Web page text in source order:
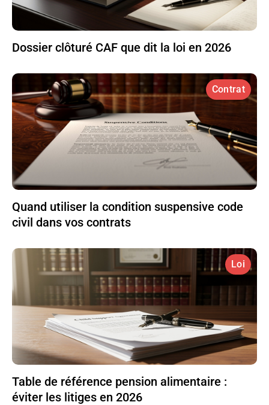
Dossier clôturé CAF que dit la loi en 2026
Contrat
Quand utiliser la condition suspensive code
civil dans vos contrats
Loi
Table de référence pension alimentaire :
éviter les litiges en 2026